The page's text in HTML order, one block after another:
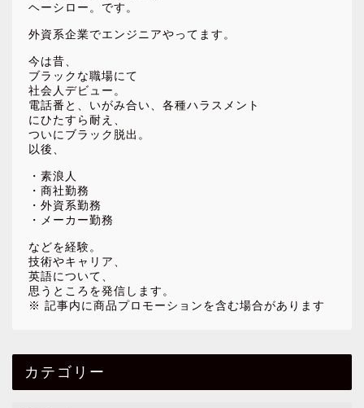
ヘーシロー。です。
外資系企業でエンジニアやってます。
今は昔、
ブラックな職場にて
社会人デビュー。
電話番と、いがみ合い、各種ハラスメント
にひたすら耐え、
ついにブラック脱出。
以後、
・素浪人
・商社勤務
・外資系勤務
・メーカー勤務
などを経験。
技術やキャリア、
英語について、
思うところを発信します。
※ 記事内に商品プロモーションを含む場合があります
カテゴリー